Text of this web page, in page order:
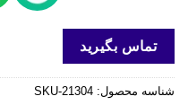
تماس بگیرید
شناسه محصول: SKU-21304